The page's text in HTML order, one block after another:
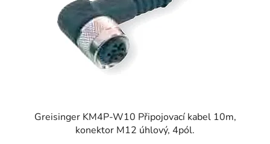
Greisinger KM4P-W10 Připojovací kabel 10m,
konektor M12 úhlový, 4pól.